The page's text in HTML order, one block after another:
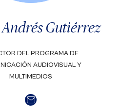
Gutiérrez
DEL PROGRAMA DE
AUDIOVISUAL Y
MULTIMEDIOS